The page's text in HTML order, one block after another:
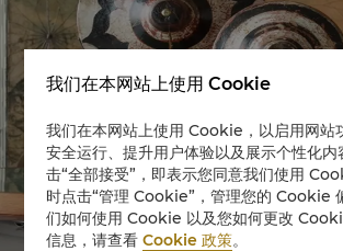
我们在本网站上使用 Cookie
我们在本网站上使用 Cookie，以启用网站
安全运行、提升用户体验以及展示个性化内
击“全部接受”，即表示您同意我们使用
时点击“管理 Cookie”，管理您的 Cookie
们如何使用 Cookie 以及您如何更改
信息，请查看Cookie 政策。